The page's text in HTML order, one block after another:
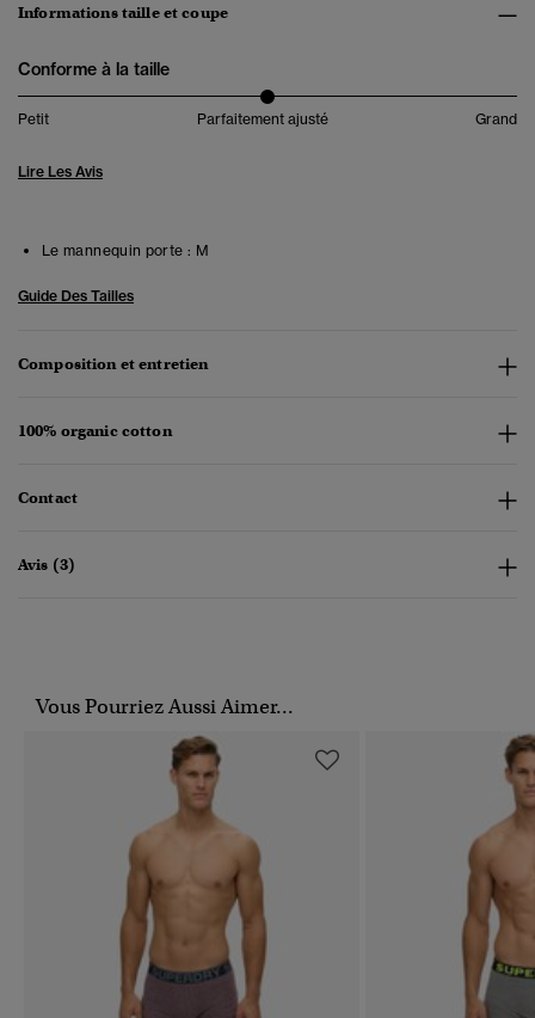
Informations taille et coupe
Conforme à la taille
Petit Parfaitement ajusté Grand
Lire Les Avis
Le mannequin porte : M
Guide Des Tailles
Composition et entretien
100% organic cotton
Contact
Avis (3)
Vous Pourriez Aussi Aimer...